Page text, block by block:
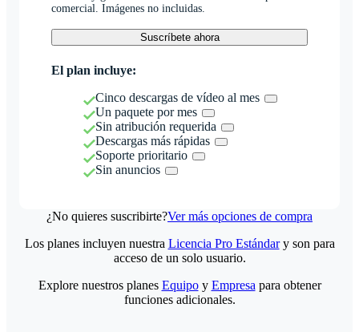
comercial. Imágenes no incluidas.
Suscríbete ahora
El plan incluye:
Cinco descargas de vídeo al mes
Un paquete por mes
Sin atribución requerida
Descargas más rápidas
Soporte prioritario
Sin anuncios
¿No quieres suscribirte?Ver más opciones de compra
Los planes incluyen nuestra Licencia Pro Estándary son para
acceso de un solo usuario.
Explore nuestros planes Equipoy Empresa para obtener
funciones adicionales.